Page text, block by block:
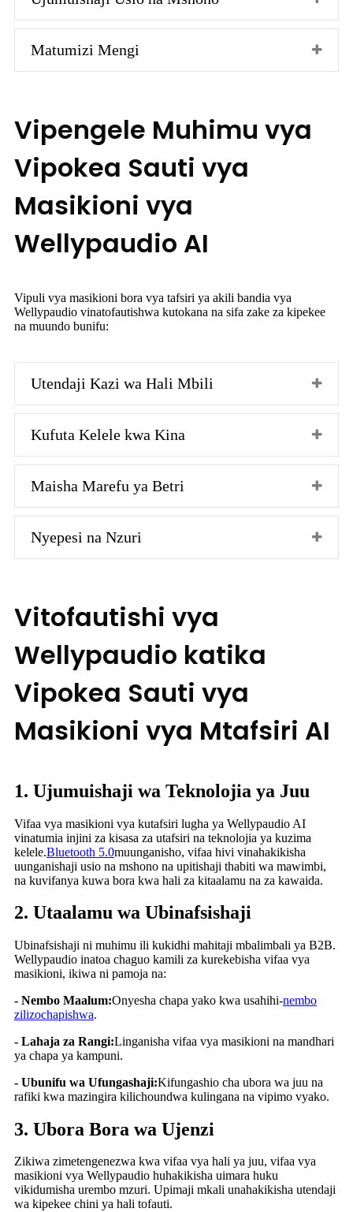
Matumizi Mengi
Vipengele Muhimu vya
Vipokea Sauti vya
Masikioni vya
Wellypaudio AI
Vipuli vya masikioni bora vya tafsiri ya akili bandia vya
Wellypaudio vinatofautishwa kutokana na sifa zake za kipekee
na muundo bunifu:
Utendaji Kazi wa Hali Mbili
Kufuta Kelele kwa Kina
Maisha Marefu ya Betri
Nyepesi na Nzuri
Vitofautishi vya
Wellypaudio katika
Vipokea Sauti vya
Masikioni vya Mtafsiri AI
1. Ujumuishaji wa Teknolojia ya Juu
Vifaa vya masikioni vya kutafsiri lugha ya Wellypaudio AI
vinatumia injini za kisasa za utafsiri na teknolojia ya kuzima
kelele.Bluetooth 5.0muunganisho, vifaa hivi vinahakikisha
uunganishaji usio na mshono na upitishaji thabiti wa mawimbi,
na kuvifanya kuwa bora kwa hali za kitaalamu na za kawaida.
2. Utaalamu wa Ubinafsishaji
Ubinafsishaji ni muhimu ili kukidhi mahitaji mbalimbali ya B2B.
Wellypaudio inatoa chaguo kamili za kurekebisha vifaa vya
masikioni, ikiwa ni pamoja na:
- Nembo Maalum:Onyesha chapa yako kwa usahihi-nembo
zilizochapishwa.
- Lahaja za Rangi:Linganisha vifaa vya masikioni na mandhari
ya chapa ya kampuni.
- Ubunifu wa Ufungashaji:Kifungashio cha ubora wa juu na
rafiki kwa mazingira kilichoundwa kulingana na vipimo vyako.
3. Ubora Bora wa Ujenzi
Zikiwa zimetengenezwa kwa vifaa vya hali ya juu, vifaa vya
masikioni vya Wellypaudio huhakikisha uimara huku
vikidumisha urembo mzuri. Upimaji mkali unahakikisha utendaji
wa kipekee chini ya hali tofauti.